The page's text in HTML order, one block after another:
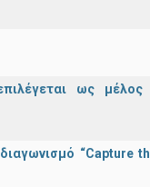
ως
“Capture